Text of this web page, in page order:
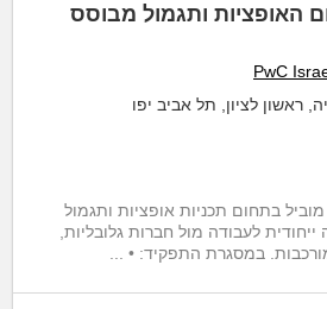
האופציות ותגמול מבוסס
PwC
ראשון לציון, תל אביב יפו
בתחום תכניות אופציות ותגמול
לעבודה מול חברות גלובליות,
במסגרת התפקיד: • ...